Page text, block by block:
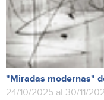
"Miradas modernas"
24/10/2025 al 30/11/